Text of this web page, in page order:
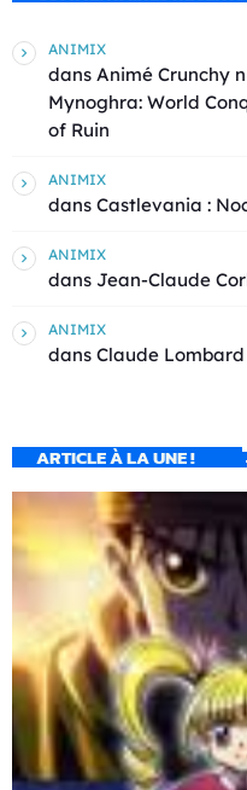
ANIMIX
dans Animé Crunchy
Mynoghra: World
of Ruin
ANIMIX
dans Castlevania :
ANIMIX
dans Jean-Claude
ANIMIX
dans Claude Lombard
ARTICLE À LA UNE !